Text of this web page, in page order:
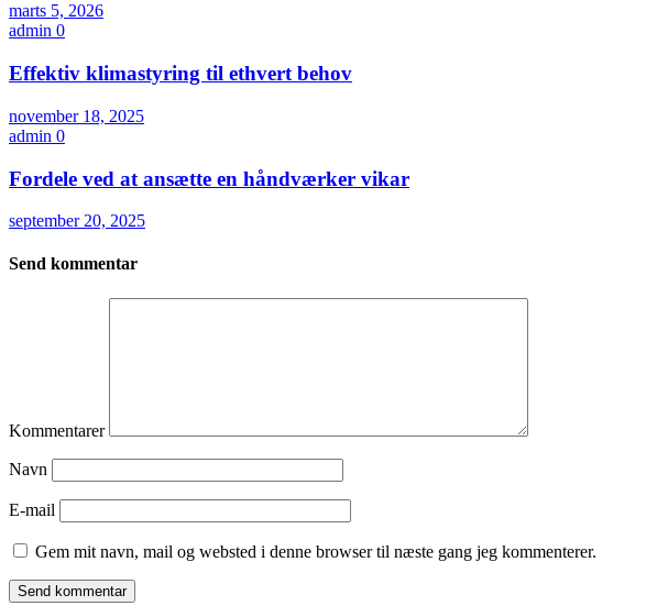
marts 5, 2026
admin 0
Effektiv klimastyring til ethvert behov
november 18, 2025
admin 0
Fordele ved at ansætte en håndværker vikar
september 20, 2025
Send kommentar
Kommentarer
Navn
E-mail
Gem mit navn, mail og websted i denne browser til næste gang jeg kommenterer.